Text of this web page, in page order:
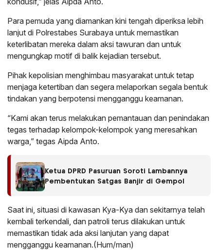
Para pemuda yang diamankan kini tengah diperiksa lebih
lanjut di Polrestabes Surabaya untuk memastikan
keterlibatan mereka dalam aksi tawuran dan untuk
mengungkap motif di balik kejadian tersebut.
Pihak kepolisian menghimbau masyarakat untuk tetap
menjaga ketertiban dan segera melaporkan segala bentuk
tindakan yang berpotensi mengganggu keamanan.
“Kami akan terus melakukan pemantauan dan penindakan
tegas terhadap kelompok-kelompok yang meresahkan
warga,” tegas Aipda Anto.
Ketua DPRD Pasuruan Soroti Lambannya
Pembentukan Satgas Banjir di Gempol
Saat ini, situasi di kawasan Kya-Kya dan sekitarnya telah
kembali terkendali, dan patroli terus dilakukan untuk
memastikan tidak ada aksi lanjutan yang dapat
mengganggu keamanan.(Hum/man)